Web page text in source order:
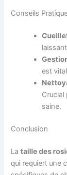
Conseils
est
Crucial
saine.
Conclusion
Lataille des
qui requiert une